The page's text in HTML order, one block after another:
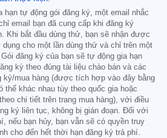
tự động gói đăng ký, một email nhắc
email bạn đã cung cấp khi đăng ký
Khi bắt đầu dùng thử, bạn sẽ nhận được
cho một lần dùng thử và chỉ trên một
đăng ký của bạn sẽ tự động gia hạn
ký theo đúng tài liệu chào bán và các
ký/mua hàng (được tích hợp vào đây bằng
thể khác nhau tùy theo quốc gia hoặc
chi tiết trên trang mua hàng), với điều
ký liên tục, không bị gián đoạn. Đối với
nếu bạn hủy, bạn vẫn sẽ có quyền truy
cho đến hết thời hạn đăng ký trả phí.